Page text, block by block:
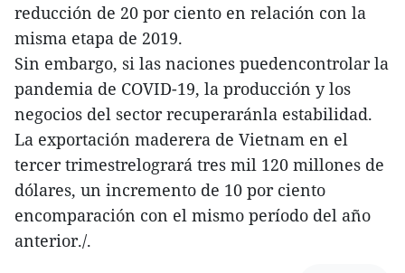
reducción de 20 por ciento en relación con la
misma etapa de 2019.
Sin embargo, si las naciones puedencontrolar la
pandemia de COVID-19, la producción y los
negocios del sector recuperaránla estabilidad.
La exportación maderera de Vietnam en el
tercer trimestrelogrará tres mil 120 millones de
dólares, un incremento de 10 por ciento
encomparación con el mismo período del año
anterior./.